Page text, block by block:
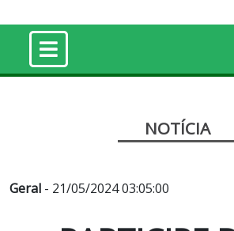
NOTÍCIA
Geral - 21/05/2024 03:05:00